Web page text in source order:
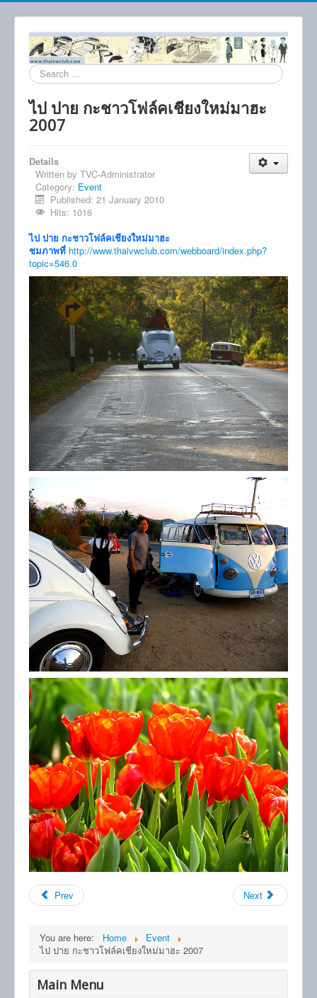
Search
...
ไป ปาย กะชาวโฟล์คเชียงใหม่มาฮะ
2007
Details
Written by TVC-Administrator
Category: Event
Published: 21 January 2010
Hits: 1016
ไป ปาย กะชาวโฟล์คเชียงใหม่มาฮะ
ชมภาพที่ http://www.thaivwclub.com/webboard/index.php?
topic=546.0
Prev Next
You are here: Home
Event
ไป ปาย กะชาวโฟล์คเชียงใหม่มาฮะ 2007
Main Menu